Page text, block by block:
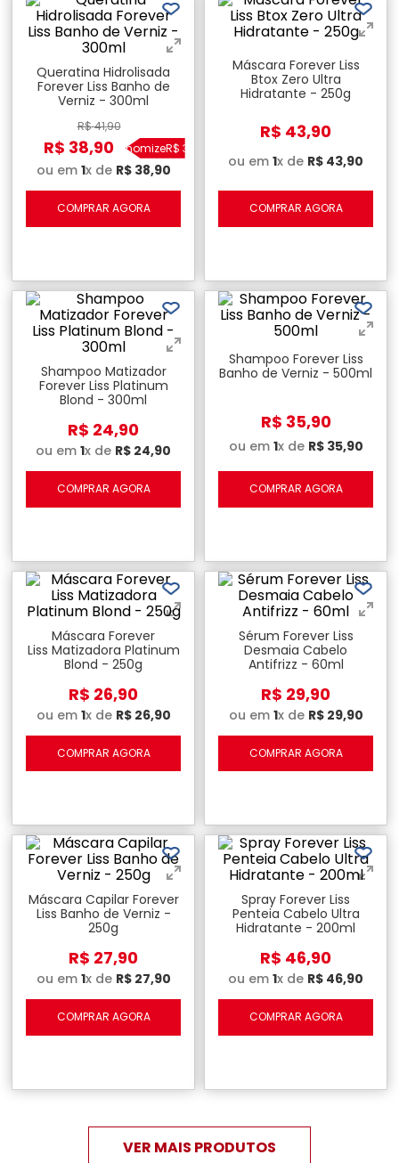
Queratina Hidrolisada
Forever Liss Banho de
Verniz - 300ml
R$41,90
R$ 38,90EconomizeR$ 3
ou em 1x de R$ 38,90
COMPRAR AGORA
Máscara Forever Liss
Btox Zero Ultra
Hidratante - 250g
R$ 43,90
ou em 1x de R$ 43,90
COMPRAR AGORA
Shampoo Matizador
Forever Liss Platinum
Blond - 300ml
R$ 24,90
ou em 1x de R$ 24,90
COMPRAR AGORA
Shampoo Forever Liss
Banho de Verniz - 500ml
R$ 35,90
ou em 1x de R$ 35,90
COMPRAR AGORA
Máscara Forever
Liss Matizadora Platinum
Blond - 250g
R$ 26,90
ou em 1x de R$ 26,90
COMPRAR AGORA
Sérum Forever Liss
Desmaia Cabelo
Antifrizz - 60ml
R$ 29,90
ou em 1x de R$ 29,90
COMPRAR AGORA
Máscara Capilar Forever
Liss Banho de Verniz -
250g
R$ 27,90
ou em 1x de R$ 27,90
COMPRAR AGORA
Spray Forever Liss
Penteia Cabelo Ultra
Hidratante - 200ml
R$ 46,90
ou em 1x de R$ 46,90
COMPRAR AGORA